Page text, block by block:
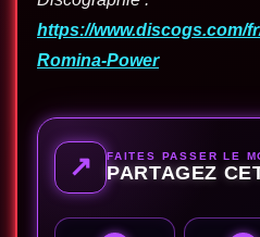
https://www.discogs.com/
Romina-Power
↗ FAITES PASSER LE
PARTAGEZ